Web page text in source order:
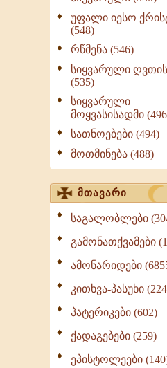
უფალი იესო
(548)
რწმენა (546)
სიყვარული
(535)
სიყვარული
მოყვასისადმი
სათნოებები (494)
მოთმინება (488)
მთავარი
საგალობლები
გამონათქვამები
ამონარიდები
კითხვა-პასუხი
პატერიკები (602)
ქადაგებები (259)
ეპისტოლეები